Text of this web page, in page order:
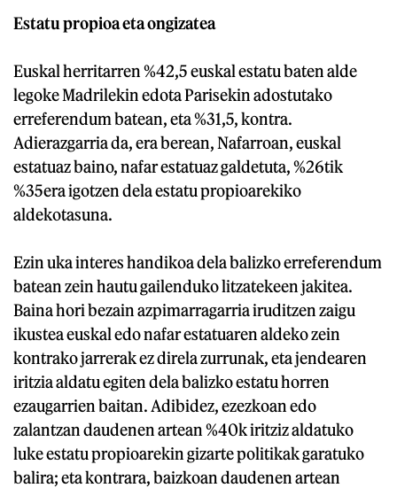
Estatu propioa eta ongizatea
Euskal herritarren %42,5 euskal estatu baten alde
legoke Madrilekin edota Parisekin adostutako
erreferendum batean, eta %31,5, kontra.
Adierazgarria da, era berean, Nafarroan, euskal
estatuaz baino, nafar estatuaz galdetuta, %26tik
%35era igotzen dela estatu propioarekiko
aldekotasuna.
Ezin uka interes handikoa dela balizko erreferendum
batean zein hautu gailenduko litzatekeen jakitea.
Baina hori bezain azpimarragarria iruditzen zaigu
ikustea euskal edo nafar estatuaren aldeko zein
kontrako jarrerak ez direla zurrunak, eta jendearen
iritzia aldatu egiten dela balizko estatu horren
ezaugarrien baitan. Adibidez, ezezkoan edo
zalantzan daudenen artean %40k iritziz aldatuko
luke estatu propioarekin gizarte politikak garatuko
balira; eta kontrara, baizkoan daudenen artean